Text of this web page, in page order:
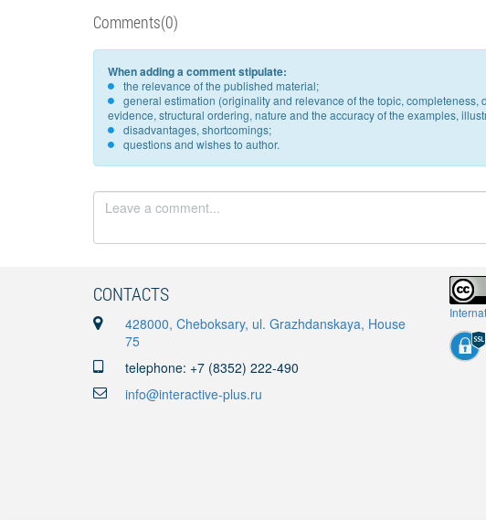
Comments(0)
When adding a comment stipulate:
the relevance of the published material;
general estimation (originality and relevance of the topic,
evidence, structural ordering, nature and the accuracy of the examples,
disadvantages, shortcomings;
questions and wishes to author.
CONTACTS
428000, Cheboksary, ul. Grazhdanskaya, House
75
telephone: +7 (8352) 222-490
info@interactive-plus.ru